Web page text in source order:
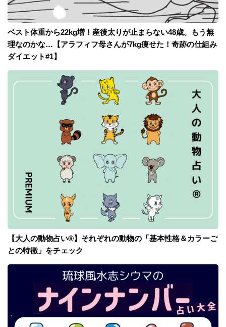
ベスト体重から22kg増！産後太りが止まらない48歳。もう無
理なのかな…【アラフィフ母さんが7kg痩せた！奇跡の仕組み
ダイエット#1】
【大人の動物占い®】それぞれの動物の「基本性格＆カラーご
との特徴」をチェック